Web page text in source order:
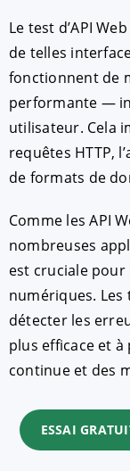
Le test d’API
de telles
fonctionnent de
performante —
utilisateur. Cela
requêtes HTTP,
de formats de
Comme les API
nombreuses
est cruciale
numériques. Les
détecter les
plus efficace et à
continue et des
ESSAI